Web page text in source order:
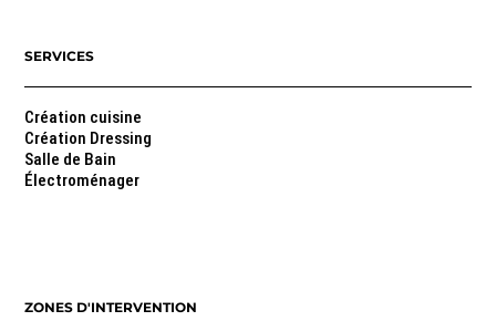
SERVICES
Création cuisine
Création Dressing
Salle de Bain
Électroménager
ZONES D'INTERVENTION